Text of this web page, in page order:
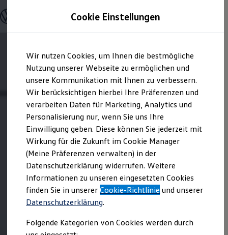
Hauptinhalt
springen
Footer
springen
Offene Stellen entdecken
Einstiegsmöglichkeiten
Schüler
Schülerpraktikum
Schüler Ferienjobs
Einstiegsqualifizierung
Studenten
Praktikum
Abschlussarbeit
Master-Stipendium
Auslandspraktikum
Jobs in Semesterferien
Werkstudentin / Werkstudent
Absolventen
StartUp Direct
Doktorandenprogramm
Volontariat
Berufserfahrene
Direkteinstieg
Jobs in der Volkswagen Group
Jobs in Produktion und Logistik
Talentpool für Fach- und Führungsexpertinnen
Wofürinteressierst du dich?
transparent wie möglich machen. Hier findest du
zahlreiche Informationen zur Onlinebewerbung und
zum darauf folgenden Bewerbungsprozess.
Cookie Einstellungen
Wir nutzen Cookies, um Ihnen die bestmögliche
Nutzung unserer Webseite zu ermöglichen und
unsere Kommunikation mit Ihnen zu verbessern.
Wir berücksichtigen hierbei Ihre Präferenzen und
verarbeiten Daten für Marketing, Analytics und
Personalisierung nur, wenn Sie uns Ihre
Einwilligung geben. Diese können Sie jederzeit mit
Wirkung für die Zukunft im Cookie Manager
(Meine Präferenzen verwalten) in der
Datenschutzerklärung widerrufen. Weitere
Informationen zu unseren eingesetzten Cookies
finden Sie in unsererCookie-Richtlinie und unserer
Datenschutzerklärung.
Folgende Kategorien von Cookies werden durch